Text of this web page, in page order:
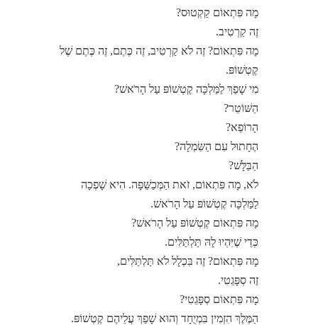
מָה פִּתְאוֹם קַקְטוּס?
זֶה קַרְטִיב.
מָה פִּתְאוֹם? זֶה לֹא קַרְטִיב, זֶה כֶּתֶם, זֶה כֶּתֶם שֶׁל
קֶטְשׁוֹפּ.
מִי שָׁפַךְ לַמַּלְכָּה קֶטְשׁוֹפּ עַל הָרֹאשׁ?
הַשּׁוֹטֵר?
הָרוֹפֵא?
הֶחָתוּל עִם הַשִּׂמְלָה?
הַבַּלָּשׁ?
לֹא, מָה פִּתְאוֹם, זֹאת הַמְּכַשֵּׁפָה. הִיא שָׁפְכָה
לַמַּלְכָּה קֶטְשׁוֹפּ עַל הָרֹאשׁ.
מָה פִּתְאוֹם קֶטְשׁוֹפּ עַל הָרֹאשׁ?
כְּדֵי שֶׁיִּהְיוּ לָהּ תַּלְתַּלִּים.
מָה פִּתְאוֹם? זֶה בִּכְלָל לֹא תַּלְתַּלִּים,
זֶה סְפָּגֵטִי.
מָה פִּתְאוֹם סְפָּגֵטִי?
הַמֶּלֶךְ הִזְמִין בִּמְיֻחָד וְהוּא שָׁפַךְ עֲלֵיהֶם קֶטְשׁוֹפּ.